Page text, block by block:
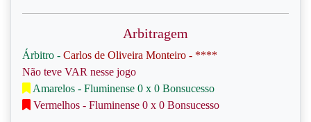
Arbitragem
Árbitro - Carlos de Oliveira Monteiro - ****
Não teve VAR nesse jogo
Amarelos - Fluminense 0 x 0 Bonsucesso
Vermelhos - Fluminense 0 x 0 Bonsucesso